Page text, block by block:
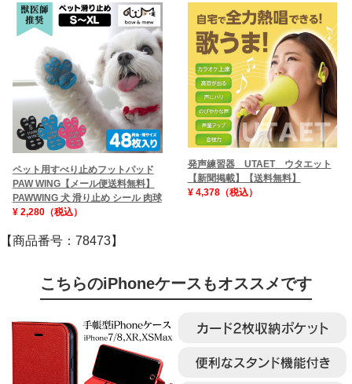
ペット用すべり止めフットパッド
PAW WING【メール便送料無料】
PAWWING 犬 滑り止め シール 肉球
¥ 2,280（税込）
発声練習器 UTAET ウタエット
【新聞掲載】【送料無料】
¥ 4,378（税込）
【商品番号：78473】
こちらのiPhoneケースもオススメです